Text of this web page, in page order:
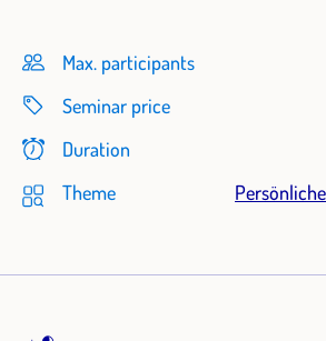
Max. participants
Seminar price
Duration
Theme